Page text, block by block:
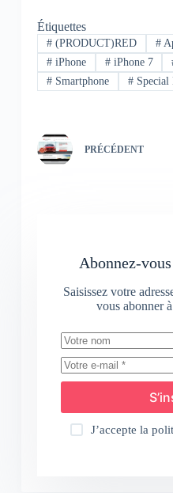
Étiquettes
#(PRODUCT)RED #
#iPhone #iPhone 7
#Smartphone #Special
PRÉCÉDENT
Abonnez-
Saisissez votre
vous abonner
J’accepte la